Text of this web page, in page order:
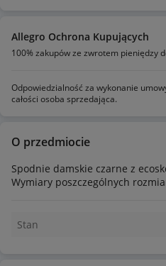
Allegro Ochrona Kupujących
100% zakupów ze zwrotem pieniędzy
Odpowiedzialność za wykonanie
całości osoba sprzedająca.
O przedmiocie
Spodnie damskie czarne z
Wymiary poszczególnych
Stan